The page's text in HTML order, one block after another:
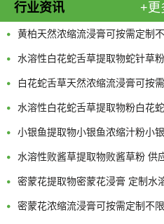
行业资讯 +更
黄柏天然浓缩流浸膏可按需定制不
限量
水溶性白花蛇舌草提取物蛇针草粉
供应多规格蛇舌草浓缩原液
白花蛇舌草天然浓缩流浸膏可按需
定制不限量
水溶性白花蛇舌草提取物粉白花蛇
舌草浓缩流浸膏
小银鱼提取物小银鱼浓缩汁粉小银
鱼浸膏粉
水溶性败酱草提取物败酱草粉 供
多规格黄花败酱浓缩原液
密蒙花提取物密蒙花浸膏 定制水
性密蒙花浓缩粉
密蒙花浓缩流浸膏可按需定制不限